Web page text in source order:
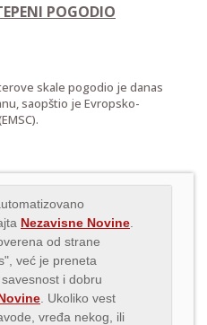
POGODIO
skale pogodio je danas
saopštio je Evropsko-
Nezavisne Novine
od strane
već je preneta
i dobru
. Ukoliko vest
vređa nekog, ili